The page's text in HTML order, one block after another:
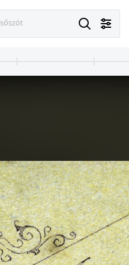
1900